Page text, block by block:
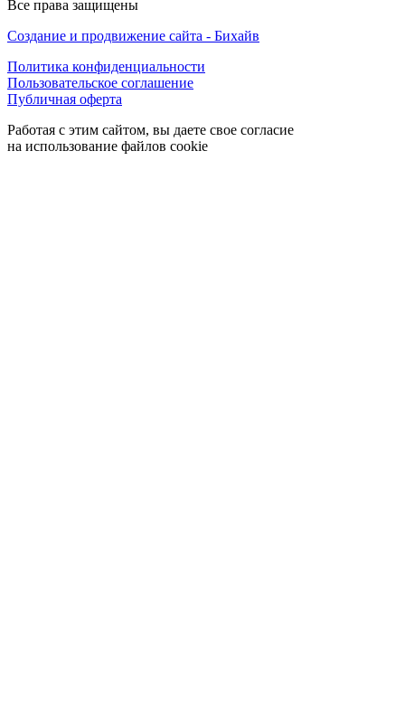
Все права защищены
Создание и продвижение сайта - Бихайв
Политика конфиденциальности
Пользовательское соглашение
Публичная оферта
Работая с этим сайтом, вы даете свое согласие
на использование файлов cookie